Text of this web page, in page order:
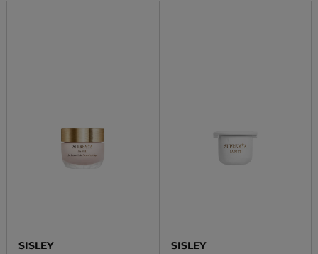
SISLEY
SISLEY